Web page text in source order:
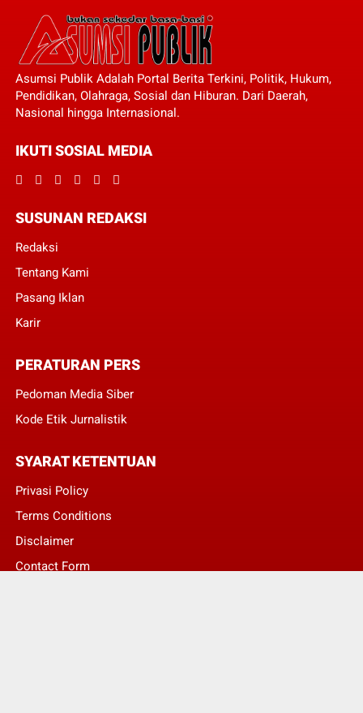
Asumsi Publik Adalah Portal Berita Terkini, Politik, Hukum,
Pendidikan, Olahraga, Sosial dan Hiburan. Dari Daerah,
Nasional hingga Internasional.
IKUTI SOSIAL MEDIA
SUSUNAN REDAKSI
Redaksi
Tentang Kami
Pasang Iklan
Karir
PERATURAN PERS
Pedoman Media Siber
Kode Etik Jurnalistik
SYARAT KETENTUAN
Privasi Policy
Terms Conditions
Disclaimer
Contact Form